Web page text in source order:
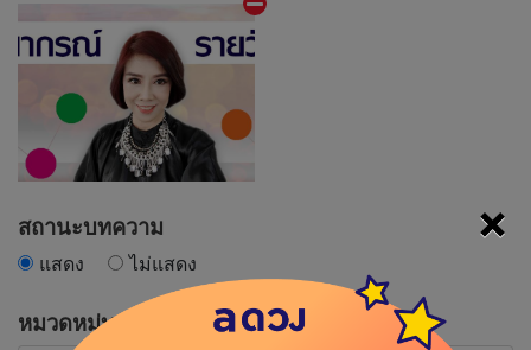
×
สถานะบทความ
แสดง ไม่แสดง
หมวดหมู่บทความ